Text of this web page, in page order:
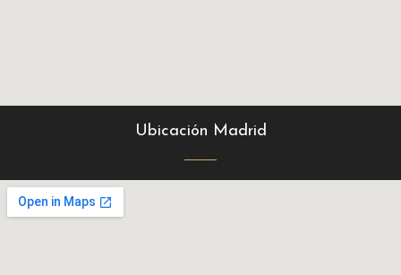
Ubicación Madrid